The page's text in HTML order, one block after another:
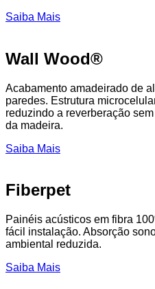
Saiba Mais
Wall Wood®
Acabamento amadeirado de
paredes. Estrutura
reduzindo a reverberação
da madeira.
Saiba Mais
Fiberpet
Painéis acústicos em fibra
fácil instalação. Absorção
ambiental reduzida.
Saiba Mais